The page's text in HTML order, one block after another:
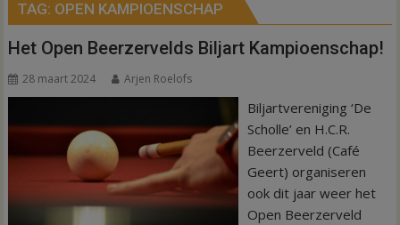
TAG: OPEN KAMPIOENSCHAP
Het Open Beerzervelds Biljart Kampioenschap!
28 maart 2024 Arjen Roelofs
Biljartvereniging ‘De
Scholle’ en H.C.R.
Beerzerveld (Café
Geert) organiseren
ook dit jaar weer het
Open Beerzerveld